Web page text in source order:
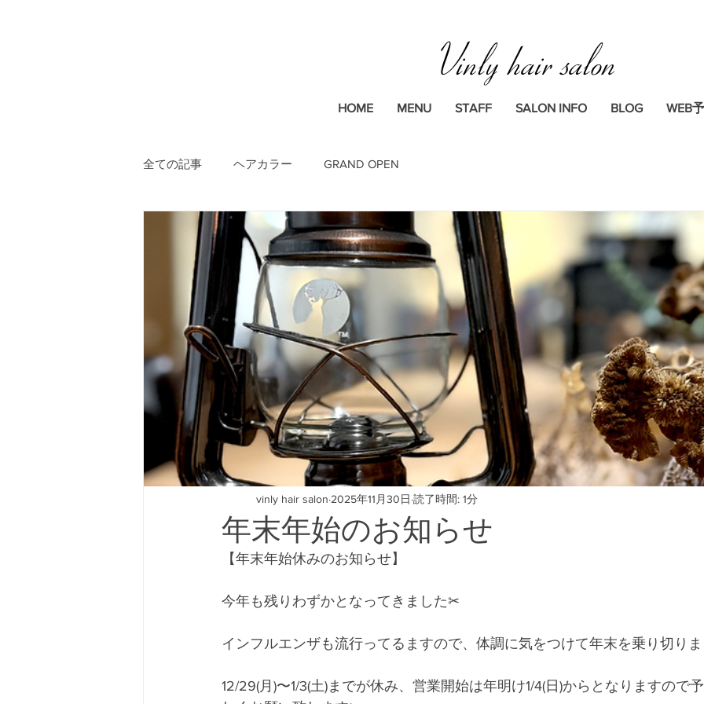
Vinly hair salon
HOME MENU STAFF SALON INFO BLOG WEB
全ての記事 ヘアカラー GRAND OPEN
年末年始のお知らせ
vinly hair salon 2025年11月30日 読了時間: 1分
【年末年始休みのお知らせ】
今年も残りわずかとなってきました✂︎
インフルエンザも流行ってるますので、体調に気をつけて年末を乗り切り
12/29(月)〜1/3(土)までが休み、営業開始は年明け1/4(日)からとなりますので